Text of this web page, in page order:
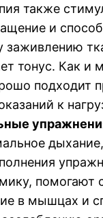
также
и
заживлению
тонус. Как и
подходит
к
помогают
в мышцах и